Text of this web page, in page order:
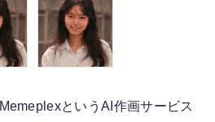
というAI作画サービス